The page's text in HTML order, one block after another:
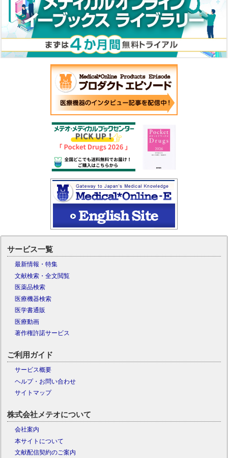
サービス一覧
最新情報・特集
文献検索・全文閲覧
医薬品検索
医療機器検索
医学書通販
医療動画
著作権許諾サービス
ご利用ガイド
サービス概要
ヘルプ・お問い合わせ
サイトマップ
株式会社メテオについて
会社案内
本サイトについて
文献配信契約のご案内